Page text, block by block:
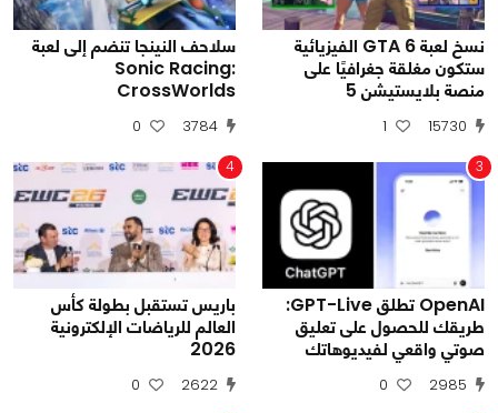
نسخ لعبة GTA 6 الفيزيائية
ستكون مغلقة جغرافيًا على
منصة بلايستيشن 5
15730
1
سلاحف النينجا تنضم إلى لعبة
Sonic Racing:
CrossWorlds
3784
0
3
OpenAI تطلق GPT-Live:
طريقك للحصول على تعليق
صوتي واقعي لفيديوهاتك
2985
0
4
باريس تستقبل بطولة كأس
العالم للرياضات الإلكترونية
2026
2622
0